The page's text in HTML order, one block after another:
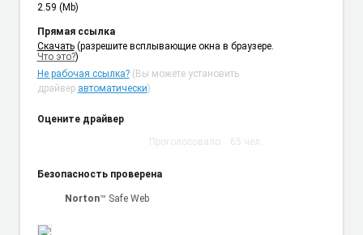
2.59 (Mb)
Прямая ссылка
Cкачать (разрешите всплывающие окна в браузере.
Что это?)
Не рабочая ссылка?(Вы можете установить
драйвер автоматически)
Оцените драйвер
Проголосовало: 65 чел.
Безопасность проверена
Norton™ Safe Web